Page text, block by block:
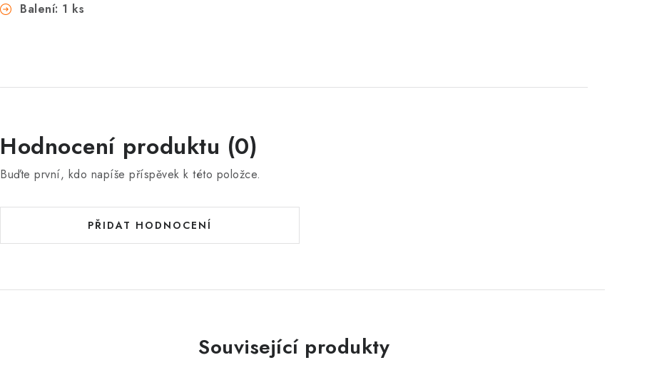
Balení: 1 ks
Hodnocení produktu (0)
Buďte první, kdo napíše příspěvek k této položce.
PŘIDAT HODNOCENÍ
Související produkty